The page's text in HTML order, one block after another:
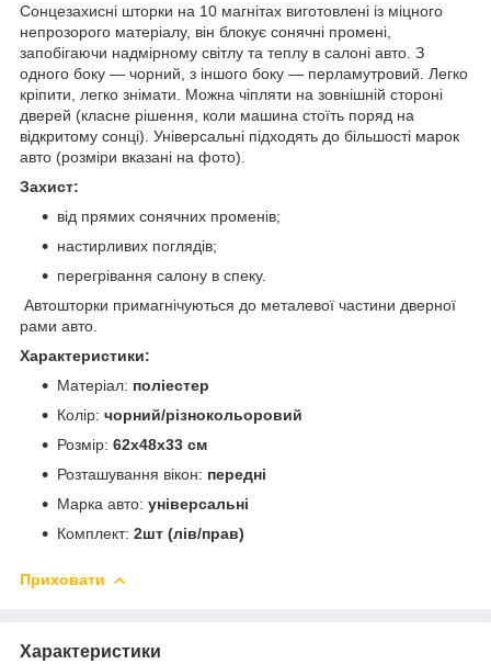
Сонцезахисні шторки на 10 магнітах виготовлені із міцного
непрозорого матеріалу, він блокує сонячні промені,
запобігаючи надмірному світлу та теплу в салоні авто. З
одного боку — чорний, з іншого боку — перламутровий. Легко
кріпити, легко знімати. Можна чіпляти на зовнішній стороні
дверей (класне рішення, коли машина стоїть поряд на
відкритому сонці). Універсальні підходять до більшості марок
авто (розміри вказані на фото).
Захист:
від прямих сонячних променів;
настирливих поглядів;
перегрівання салону в спеку.
Автошторки примагнічуються до металевої частини дверної
рами авто.
Характеристики:
Матеріал: поліестер
Колір: чорний/різнокольоровий
Розмір: 62х48х33 см
Розташування вікон: передні
Марка авто: універсальні
Комплект: 2шт (лів/прав)
Приховати
Характеристики